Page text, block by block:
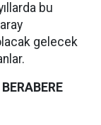
bu
gelecek